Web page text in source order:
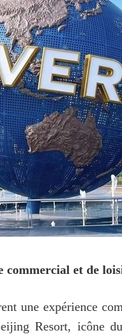
commercial et de
une expérience
Resort, icône